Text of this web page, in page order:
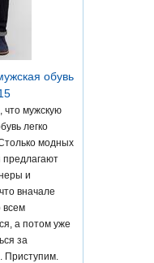
обувь
что мужскую
легко
модных
предлагают
и
вначале
всем
а потом уже
за
Приступим.